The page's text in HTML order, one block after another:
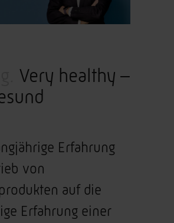
Very healthy –
Erfahrung
von
auf die
Erfahrung einer